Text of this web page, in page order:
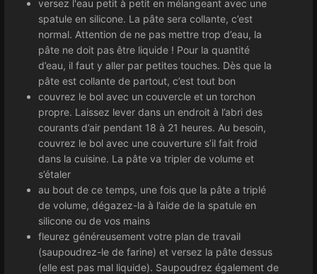
versez l'eau petit à petit en mélangeant avec une
spatule en silicone. La pâte sera collante, c’est
normal. Attention de ne pas mettre trop d’eau, la
pâte ne doit pas être liquide ! Pour la quantité
d’eau, il faut y aller par petites touches. Dès que la
pâte est collante de partout, c’est tout bon
couvrez le bol avec un couvercle et un torchon
propre. Laissez lever dans un endroit à l’abri des
courants d’air pendant 18 à 21 heures. Au besoin,
couvrez le bol avec une couverture s’il fait froid
dans la cuisine. La pâte va tripler de volume et
s’étaler
au bout de ce temps, une fois que la pâte a triplé
de volume, dégazez-la à l’aide de la spatule en
silicone ou de vos mains
fleurez généreusement votre plan de travail
(saupoudrez-le de farine) et versez la pâte dessus
(elle est pas mal liquide). Saupoudrez également de